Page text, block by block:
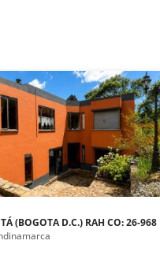
(BOGOTA D.C.) RAH CO: 26-968